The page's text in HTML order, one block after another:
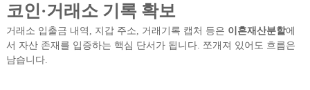
코인·거래소 기록 확보
거래소 입출금 내역, 지갑 주소, 거래기록 캡처 등은 이혼재산분할에
서 자산 존재를 입증하는 핵심 단서가 됩니다. 쪼개져 있어도 흐름은
남습니다.